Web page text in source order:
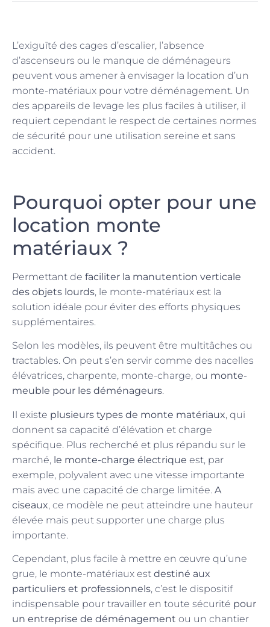
L’exiguïté des cages d’escalier, l’absence
d’ascenseurs ou le manque de déménageurs
peuvent vous amener à envisager la location d’un
monte-matériaux pour votre déménagement. Un
des appareils de levage les plus faciles à utiliser, il
requiert cependant le respect de certaines normes
de sécurité pour une utilisation sereine et sans
accident.
Pourquoi opter pour une
location monte
matériaux ?
Permettant de faciliter la manutention verticale
des objets lourds, le monte-matériaux est la
solution idéale pour éviter des efforts physiques
supplémentaires.
Selon les modèles, ils peuvent être multitâches ou
tractables. On peut s’en servir comme des nacelles
élévatrices, charpente, monte-charge, ou monte-
meuble pour les déménageurs.
Il existe plusieurs types de monte matériaux, qui
donnent sa capacité d’élévation et charge
spécifique. Plus recherché et plus répandu sur le
marché, le monte-charge électrique est, par
exemple, polyvalent avec une vitesse importante
mais avec une capacité de charge limitée. A
ciseaux, ce modèle ne peut atteindre une hauteur
élevée mais peut supporter une charge plus
importante.
Cependant, plus facile à mettre en œuvre qu’une
grue, le monte-matériaux est destiné aux
particuliers et professionnels, c’est le dispositif
indispensable pour travailler en toute sécurité pour
un entreprise de déménagement ou un chantier